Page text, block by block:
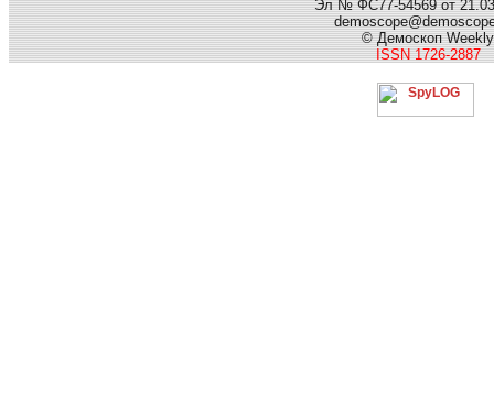
Эл № ФС77-54569 от
© Демоскоп Weekly
ISSN 1726-2887